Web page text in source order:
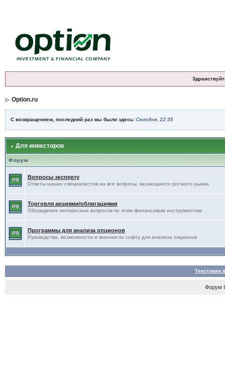
Option.ru
С возвращением, последний раз вы были здесь: Сегодня, 22:35
Для инвесторов
Форум
Вопросы эксперту
Ответы наших специалистов на все вопросы, касающиеся срочного рынка
Торговля акциями/облигациями
Обсуждение интересных вопросов по этим финансовым инструментам
Программы для анализа опционов
Руководства, возможности и мнения по софту для анализа опционов
Текстовая
Форум